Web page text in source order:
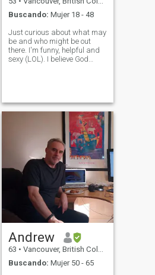
Buscando: Mujer 18 - 48
Just curious about what may
be and who might be out
there. I'm funny, helpful and
sexy (LOL). I believe God
louder. I have dated older
women an
Andrew
63 • Vancouver, British Columbia, Canadá
Buscando: Mujer 50 - 65